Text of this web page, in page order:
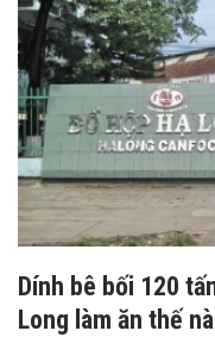
Dính bê bối 120
Long làm ăn thế